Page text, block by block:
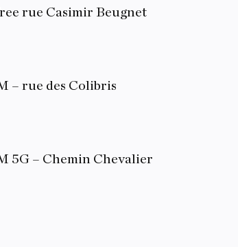
rue Casimir Beugnet
– rue des Colibris
5G – Chemin Chevalier